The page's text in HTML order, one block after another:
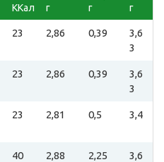
ККал
г
г
г
23 2,86 0,39
3,6
3
23 2,86 0,39
3,6
3
23 2,81 0,5 3,4
40 2,88 2,25
3,6